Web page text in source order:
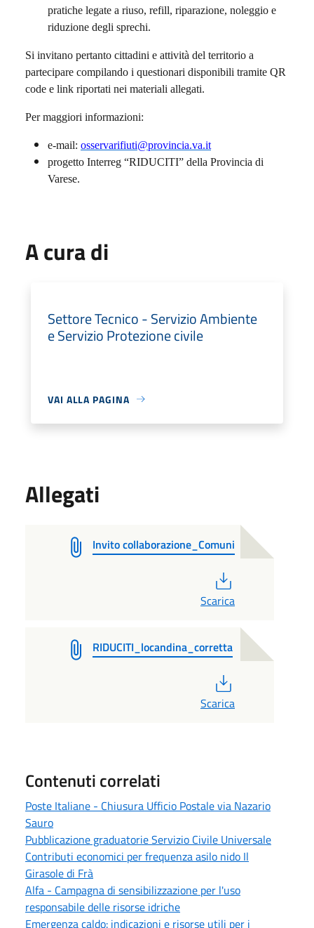
pratiche legate a riuso, refill, riparazione, noleggio e
riduzione degli sprechi.
Si invitano pertanto cittadini e attività del territorio a
partecipare compilando i questionari disponibili tramite QR
code e link riportati nei materiali allegati.
Per maggiori informazioni:
e-mail: osservarifiuti@provincia.va.it
progetto Interreg “RIDUCITI” della Provincia di
Varese.
A cura di
Settore Tecnico - Servizio Ambiente
e Servizio Protezione civile
VAI ALLA PAGINA
Allegati
Invito collaborazione_Comuni
Scarica
RIDUCITI_locandina_corretta
Scarica
Contenuti correlati
Poste Italiane - Chiusura Ufficio Postale via Nazario
Sauro
Pubblicazione graduatorie Servizio Civile Universale
Contributi economici per frequenza asilo nido Il
Girasole di Frà
Alfa - Campagna di sensibilizzazione per l'uso
responsabile delle risorse idriche
Emergenza caldo: indicazioni e risorse utili per i